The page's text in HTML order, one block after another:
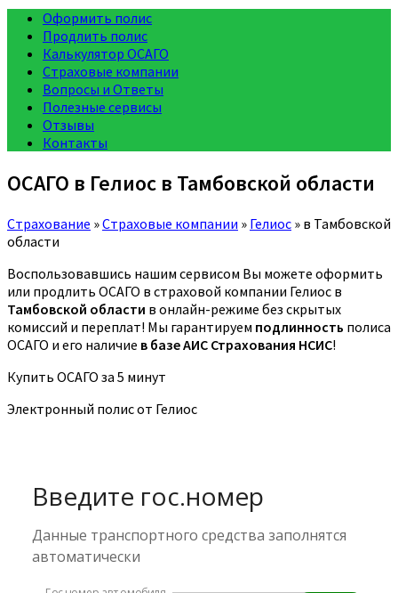
Оформить полис
Продлить полис
Калькулятор ОСАГО
Страховые компании
Вопросы и Ответы
Полезные сервисы
Отзывы
Контакты
ОСАГО в Гелиос в Тамбовской области
Страхование »Страховые компании » Гелиос » в Тамбовской
области
Воспользовавшись нашим сервисом Вы можете оформить
или продлить ОСАГО в страховой компании Гелиос в
Тамбовской области в онлайн-режиме без скрытых
комиссий и переплат! Мы гарантируем подлинность полиса
ОСАГО и его наличие в базе АИС Страхования НСИС!
Купить ОСАГО за 5 минут
Электронный полис от Гелиос